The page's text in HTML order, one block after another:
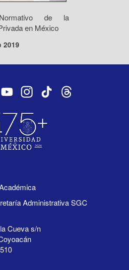
de la
en México
2019
Administrativa SGC
Cueva s/n